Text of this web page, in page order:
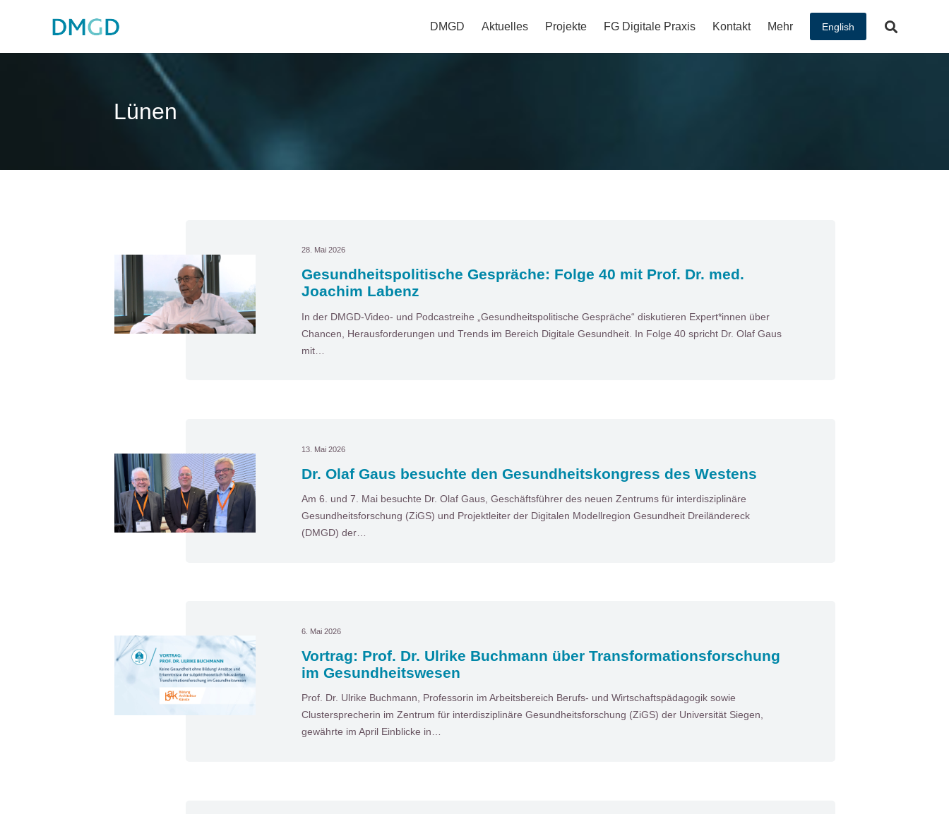
DMGD Aktuelles Projekte FG Digitale Praxis Kontakt Mehr English
Lünen
28. Mai 2026
Gesundheitspolitische Gespräche: Folge 40 mit Prof. Dr. med.
Joachim Labenz
In der DMGD-Video- und Podcastreihe „Gesundheitspolitische Gespräche“ diskutieren Expert*innen über
Chancen, Herausforderungen und Trends im Bereich Digitale Gesundheit. In Folge 40 spricht Dr. Olaf Gaus
mit…
13. Mai 2026
Dr. Olaf Gaus besuchte den Gesundheitskongress des Westens
Am 6. und 7. Mai besuchte Dr. Olaf Gaus, Geschäftsführer des neuen Zentrums für interdisziplinäre
Gesundheitsforschung (ZiGS) und Projektleiter der Digitalen Modellregion Gesundheit Dreiländereck
(DMGD) der…
6. Mai 2026
Vortrag: Prof. Dr. Ulrike Buchmann über Transformationsforschung
im Gesundheitswesen
Prof. Dr. Ulrike Buchmann, Professorin im Arbeitsbereich Berufs- und Wirtschaftspädagogik sowie
Clustersprecherin im Zentrum für interdisziplinäre Gesundheitsforschung (ZiGS) der Universität Siegen,
gewährte im April Einblicke in…